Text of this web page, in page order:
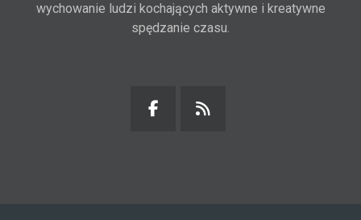
wychowanie ludzi kochających aktywne i kreatywne
spędzanie czasu.